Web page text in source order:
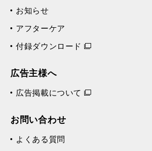
お知らせ
アフターケア
付録ダウンロード
広告主様へ
広告掲載について
お問い合わせ
よくある質問